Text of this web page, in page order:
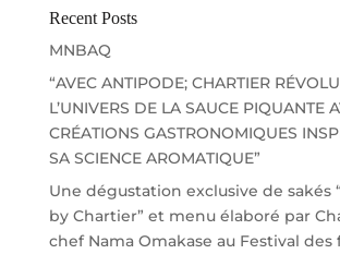
i
v
Recent Posts
MNBAQ
“AVEC ANTIPODE; CHARTIER
L’UNIVERS DE LA SAUCE PIQUANTE
CRÉATIONS GASTRONOMIQUES
SA SCIENCE AROMATIQUE”
Une dégustation exclusive de sakés
by Chartier” et menu élaboré par
chef Nama Omakase au Festival des